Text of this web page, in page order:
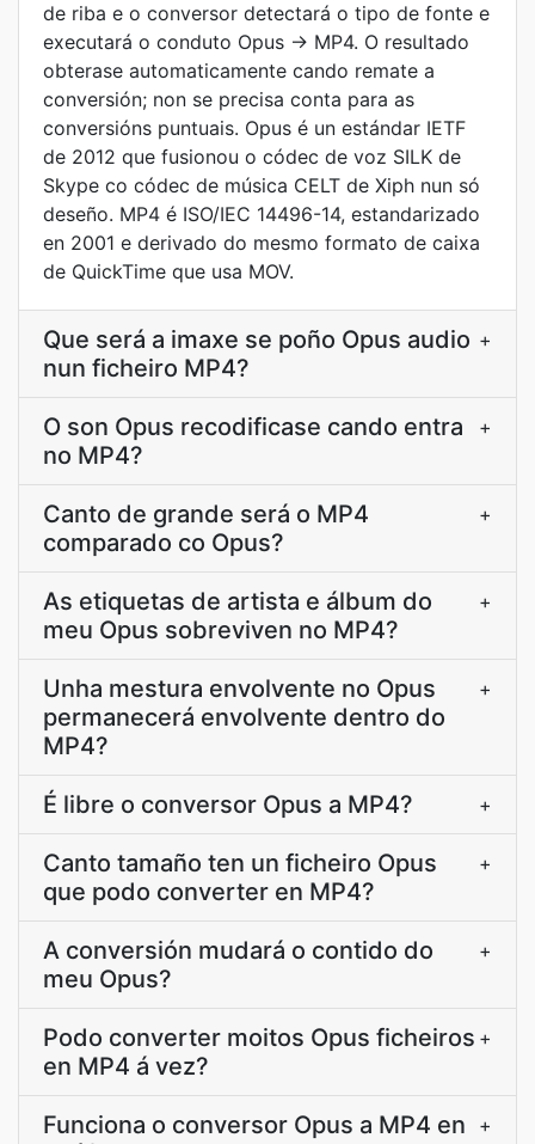
de riba e o conversor detectará o tipo de fonte e
executará o conduto Opus → MP4. O resultado
obterase automaticamente cando remate a
conversión; non se precisa conta para as
conversións puntuais. Opus é un estándar IETF
de 2012 que fusionou o códec de voz SILK de
Skype co códec de música CELT de Xiph nun só
deseño. MP4 é ISO/IEC 14496-14, estandarizado
en 2001 e derivado do mesmo formato de caixa
de QuickTime que usa MOV.
Que será a imaxe se poño Opus audio
nun ficheiro MP4?
+
O son Opus recodificase cando entra
no MP4?
+
Canto de grande será o MP4
comparado co Opus?
+
As etiquetas de artista e álbum do
meu Opus sobreviven no MP4?
+
Unha mestura envolvente no Opus
permanecerá envolvente dentro do
MP4?
+
É libre o conversor Opus a MP4? +
Canto tamaño ten un ficheiro Opus
que podo converter en MP4?
+
A conversión mudará o contido do
meu Opus?
+
Podo converter moitos Opus ficheiros
en MP4 á vez?
+
Funciona o conversor Opus a MP4 en
+